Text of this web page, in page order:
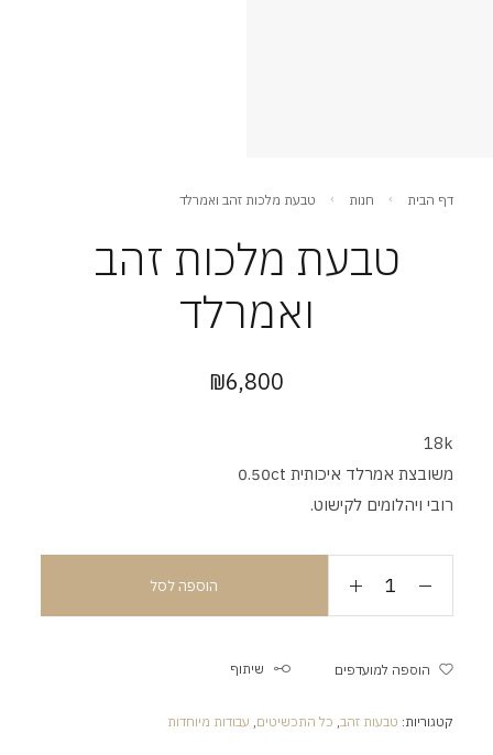
דף הבית חנות טבעת מלכות זהב ואמרלד
טבעת מלכות זהב
ואמרלד
₪6,800
18k
משובצת אמרלד איכותית 0.50ct
רובי ויהלומים לקישוט.
הוספה לסל
הוספה למועדפים שיתוף
קטגוריות: טבעות זהב, כל התכשיטים, עבודות מיוחדות